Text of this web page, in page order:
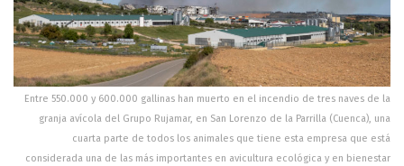
Entre 550.000 y 600.000 gallinas han muerto en el incendio de tres naves de la
granja avícola del Grupo Rujamar, en San Lorenzo de la Parrilla (Cuenca), una
cuarta parte de todos los animales que tiene esta empresa que está
considerada una de las más importantes en avicultura ecológica y en bienestar